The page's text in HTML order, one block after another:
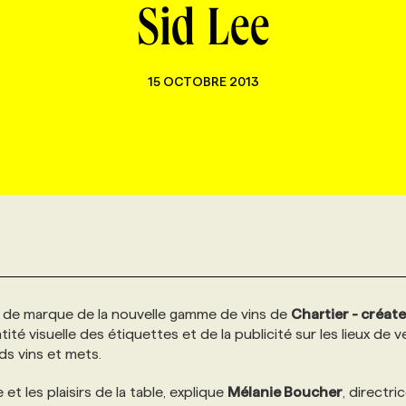
Sid Lee
15 OCTOBRE 2013
marque de la nouvelle gamme de vins de Chartier -
visuelle des étiquettes et de la publicité sur les lieux de
vins et mets.
et les plaisirs de la table, explique Mélanie Boucher ,